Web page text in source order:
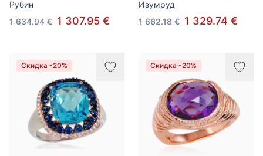
Рубин
1 634.94 € 1 307.95 €
Изумруд
1 662.18 € 1 329.74 €
Скидка -20% Скидка -20%